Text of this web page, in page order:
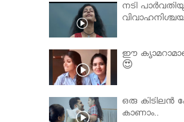
നടി
ഈ
😍
ഒരു കിടിലൻ
കാണാം..